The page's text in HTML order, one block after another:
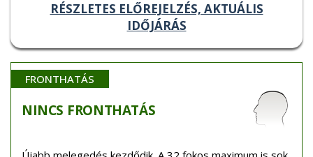
RÉSZLETES ELŐREJELZÉS, AKTUÁLIS
IDŐJÁRÁS
FRONTHATÁS
NINCS FRONTHATÁS